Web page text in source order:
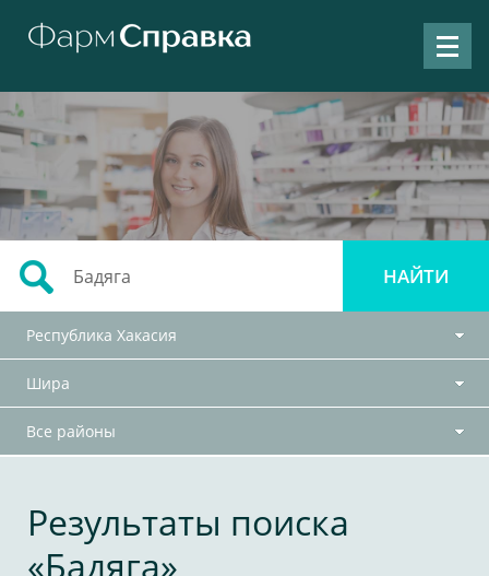
Республика Хакасия
Шира
Все районы
Результаты поиска
«Бадяга»